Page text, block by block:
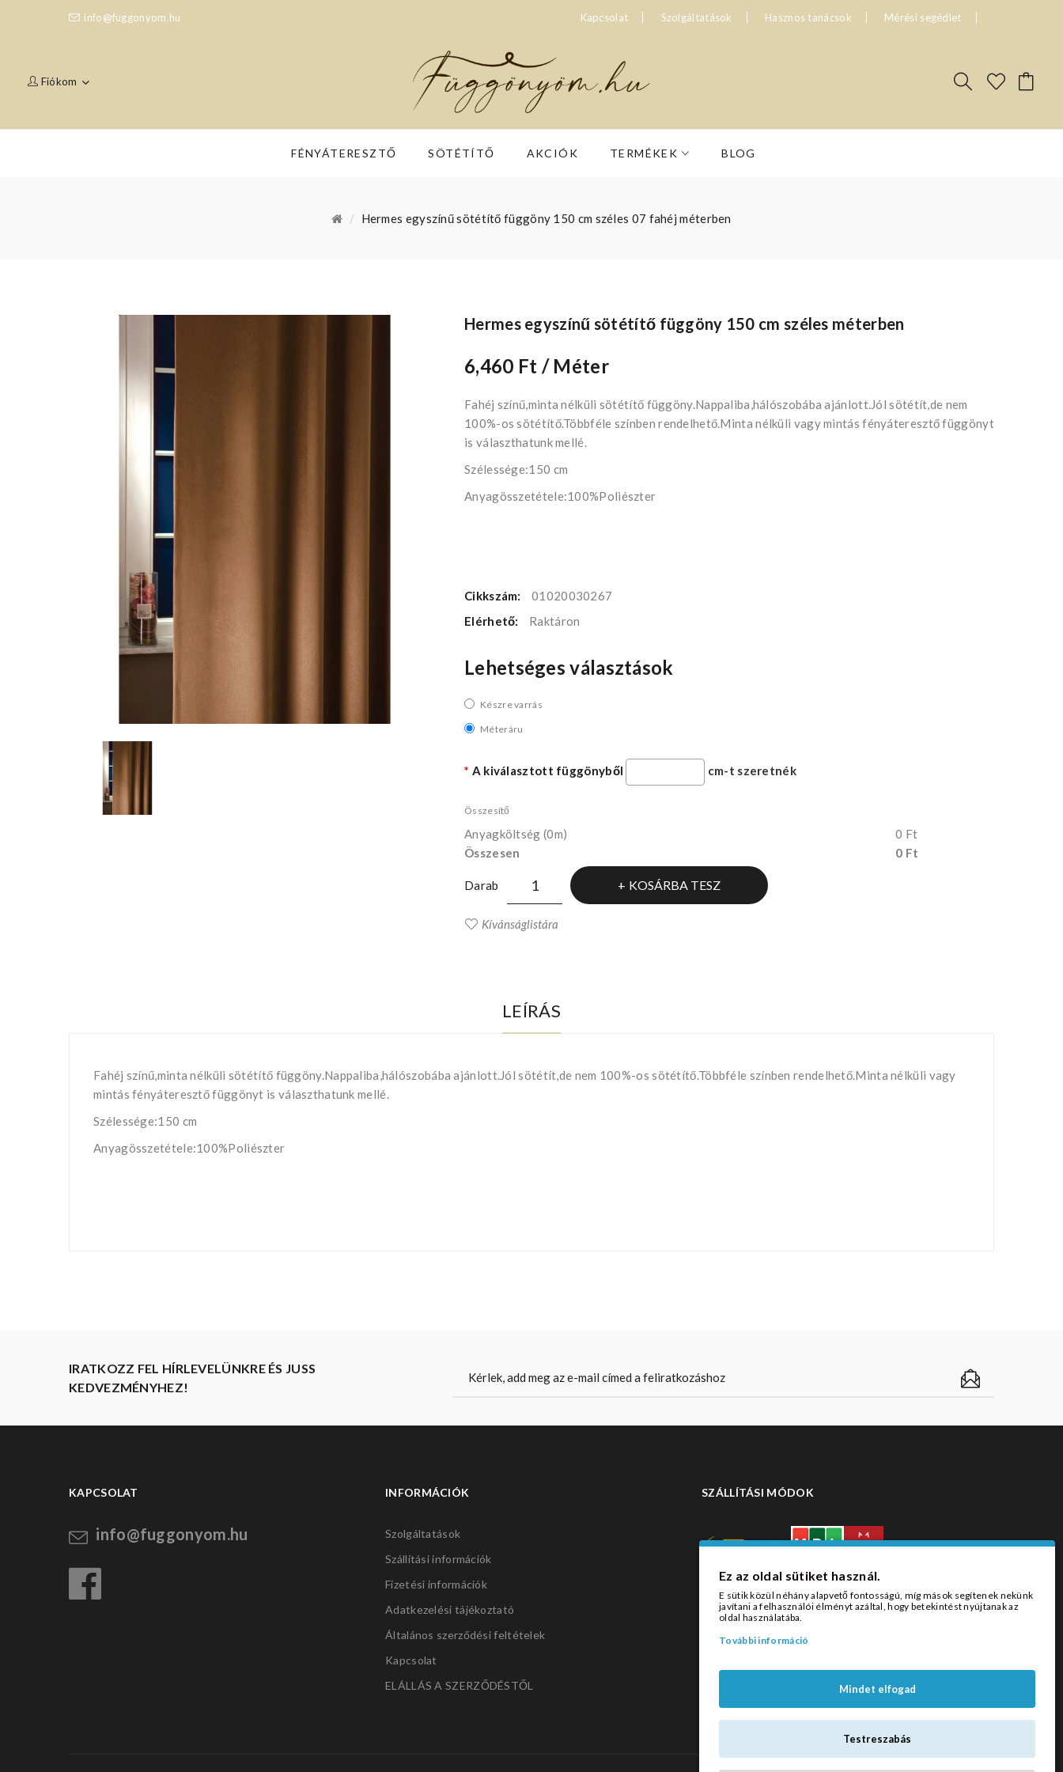
info@fuggonyom.hu Kapcsolat Szolgáltatások Hasznos tanácsok Mérési segédlet
Fiókom
FÉNYÁTERESZTŐ SÖTÉTÍTŐ AKCIÓK TERMÉKEK BLOG
Hermes egyszínű sötétítő függöny 150 cm széles 07 fahéj méterben
Hermes egyszínű sötétítő függöny 150 cm széles méterben
6,460 Ft / Méter
Fahéj színű,minta nélküli sötétítő függöny.Nappaliba,hálószobába ajánlott.Jól sötétít,de nem
100%-os sötétítő.Többféle színben rendelhető.Minta nélküli vagy mintás fényáteresztő függönyt
is választhatunk mellé.
Szélessége:150 cm
Anyagösszetétele:100%Poliészter
Cikkszám:
01020030267
Elérhető:
Raktáron
Lehetséges választások
Készre varrás
Méteráru
A kiválasztott függönyből cm-t szeretnék
Összesítő
Anyagköltség (0m)
0 Ft
Összesen
0 Ft
Darab KOSÁRBA TESZ
Kívánságlistára
LEÍRÁS
Fahéj színű,minta nélküli sötétítő függöny.Nappaliba,hálószobába ajánlott.Jól sötétít,de nem 100%-os sötétítő.Többféle színben rendelhető.Minta nélküli vagy
mintás fényáteresztő függönyt is választhatunk mellé.
Szélessége:150 cm
Anyagösszetétele:100%Poliészter
IRATKOZZ FEL HÍRLEVELÜNKRE ÉS JUSS
KEDVEZMÉNYHEZ!
KAPCSOLAT
info@fuggonyom.hu
INFORMÁCIÓK
Szolgáltatások
Szállítási információk
Fizetési információk
Adatkezelési tájékoztató
Általános szerződési feltételek
Kapcsolat
ELÁLLÁS A SZERZŐDÉSTŐL
SZÁLLÍTÁSI MÓDOK
Ez az oldal sütiket használ.
E sütik közül néhány alapvető fontosságú, míg mások segítenek nekünk
javítani a felhasználói élményt azáltal, hogy betekintést nyújtanak az
oldal használatába.
További információ
Mindet elfogad
Testreszabás